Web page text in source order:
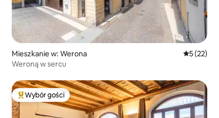
Mieszkanie w: Werona Średnia
5 (22)
Weroną w sercu
Najpopularniejsze z kategorii Wybór gości
Wybór gości